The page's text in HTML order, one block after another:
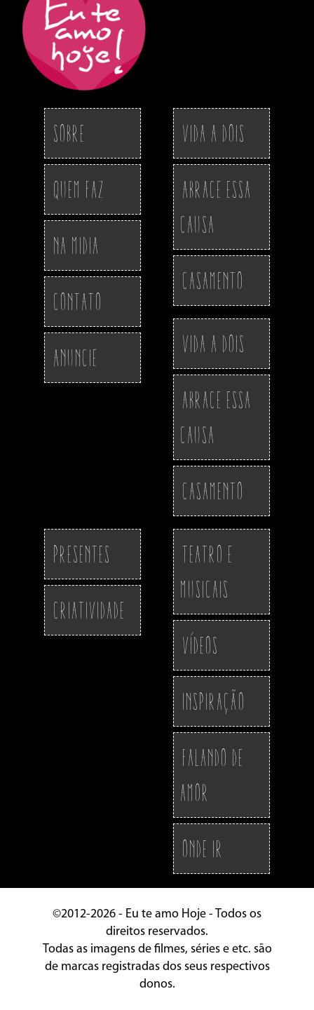
Sobre
Quem Faz
Na Midia
Contato
Anuncie
Vida a Dois
Abrace essa
Causa
Casamento
Vida a Dois
Abrace essa
Causa
Casamento
Presentes
Criatividade
Teatro e
Musicais
Vídeos
Inspiração
Falando de
Amor
Onde ir
©2012-2026 - Eu te amo Hoje - Todos os
direitos reservados.
Todas as imagens de filmes, séries e etc. são
de marcas registradas dos seus respectivos
donos.